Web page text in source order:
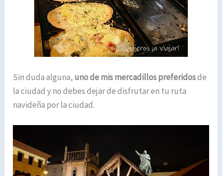
Sin duda alguna, uno de mis mercadillos preferidosde
la ciudad y no debes dejar de disfrutar en tu ruta
navideña por la ciudad.